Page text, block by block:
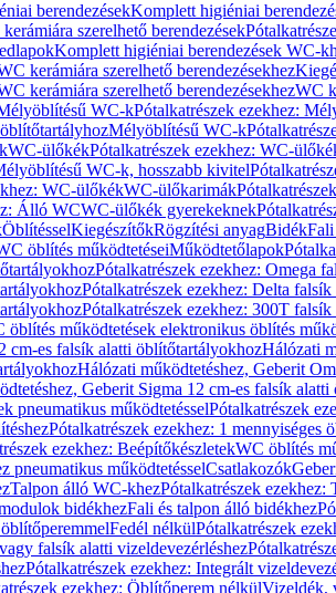
berendezésekKomplett higiéniai
szerelhető berendezések
Komplett higiéniai berendezések WC-
kerámiára szerelhető berendezésekhez
kerámiára szerelhető berendezésekhezWC
WC-kPótalkatrészek ezekhez:
Mélyöblítésű WC-k
WC-ülőkékPótalkatrészek ezekhez: WC-
WC-k, hosszabb kivitel
WC-ülőkékWC-ülőkarimák
Álló WCWC-ülőkék gyerekeknek
ÖblítésselKiegészítőkRögzítési anyagBidék
öblítés működtetéseiMűködtetőlapok
Pótalkatrészek ezekhez: Omega
Pótalkatrészek ezekhez: Delta
Pótalkatrészek ezekhez: 300T
öblítés működtetések elektronikus öblítés
cm-es falsík alatti öblítőtartályokhozHálózati
Hálózati működtetéshez, Geberit
Geberit Sigma 12 cm-es falsík
pneumatikus működtetésselPótalkatrészek
Pótalkatrészek ezekhez: 1 mennyiséges
ezekhez: BeépítőkészletekWC öblítés
pneumatikus működtetésselCsatlakozók
Talpon álló WC-khezPótalkatrészek
bidékhezFali és talpon álló bidékhez
Fedél nélkülPótalkatrészek
falsík alatti vizeldevezérléshez
Pótalkatrészek ezekhez: Integrált
ezekhez: Öblítőperem nélkülVizeldék,